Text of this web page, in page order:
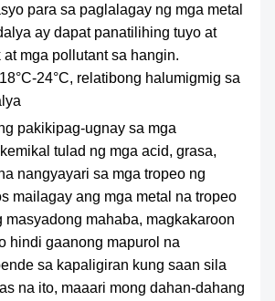
para sa paglalagay ng mga metal
ay dapat panatilihing tuyo at
mga pollutant sa hangin.
24°C, relatibong halumigmig sa
ugnay sa mga
tulad ng mga acid, grasa,
nangyayari sa mga tropeo ng
mailagay ang mga metal na tropeo
masyadong mahaba, magkakaroon
hindi gaanong mapurol na
sa kapaligiran kung saan sila
na ito, maaari mong dahan-dahang